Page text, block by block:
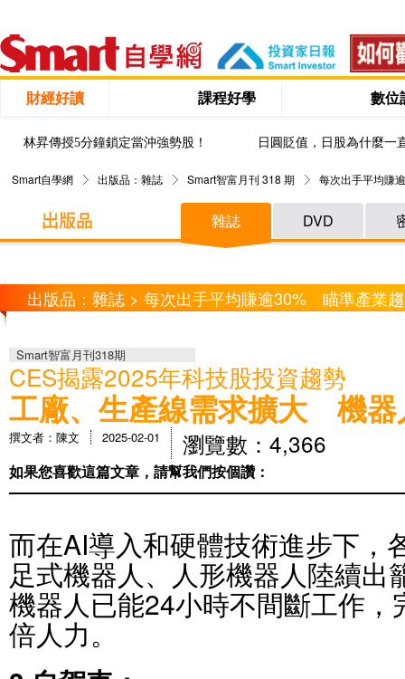
財經好讀 課程好學 數位
林昇傳授5分鐘鎖定當沖強勢股！ 日圓貶值，日股為什麼一
Smart自學網 出版品：雜誌 Smart智富月刊 318 期 每次出手平均賺
雜誌 DVD
出版品：雜誌 > 每次出手平均賺逾30% 瞄準產業
Smart智富月刊318期
CES揭露2025年科技股投資趨勢
工廠、生產線需求擴大 機器
撰文者：陳文 2025-02-01 瀏覽數：4,366
如果您喜歡這篇文章，請幫我們按個讚：
而在AI導入和硬體技術進步下，
足式機器人、人形機器人陸續出
機器人已能24小時不間斷工作
倍人力。